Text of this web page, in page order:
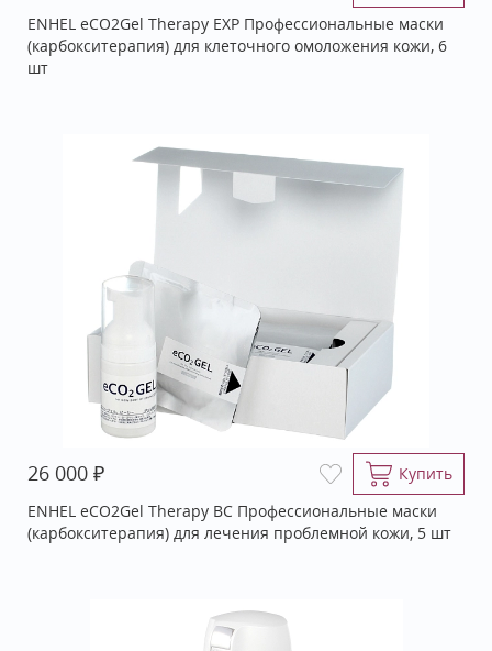
ENHEL eCO2Gel Therapy ЕХР Профессиональные маски
(карбокситерапия) для клеточного омоложения кожи, 6
шт
26 000 ₽
Купить
ENHEL eCO2Gel Therapy BC Профессиональные маски
(карбокситерапия) для лечения проблемной кожи, 5 шт